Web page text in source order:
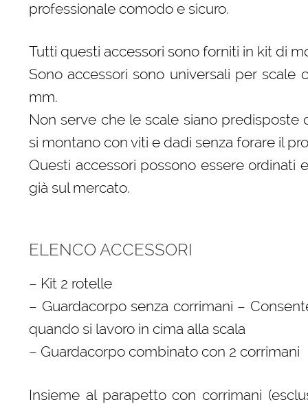
professionale comodo e sicuro.
Tutti questi accessori sono forniti in kit di
Sono accessori sono universali per scale
mm.
Non serve che le scale siano predisposte
si montano con viti e dadi senza forare il
Questi accessori possono essere ordinati
già sul mercato.
ELENCO ACCESSORI
– Kit 2 rotelle
– Guardacorpo senza corrimani –
quando si lavoro in cima alla scala
– Guardacorpo combinato con 2 corrimani
Insieme al parapetto con corrimani